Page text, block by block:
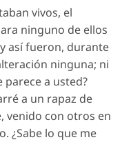
vivos, el
ninguno de ellos
así fueron, durante
ninguna; ni
parece a usted?
a un rapaz de
venido con otros en
¿Sabe lo que me